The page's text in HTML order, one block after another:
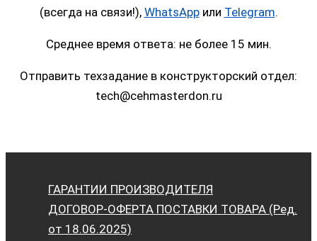
(всегда на связи!), WhatsAppили Telegram.
Среднее время ответа: не более 15 мин.
Отправить техзадание в конструкторский отдел:
tech@cehmasterdon.ru
ГАРАНТИИ ПРОИЗВОДИТЕЛЯ
ДОГОВОР-ОФЕРТА ПОСТАВКИ ТОВАРА (Ред.
от 18.06.2025)